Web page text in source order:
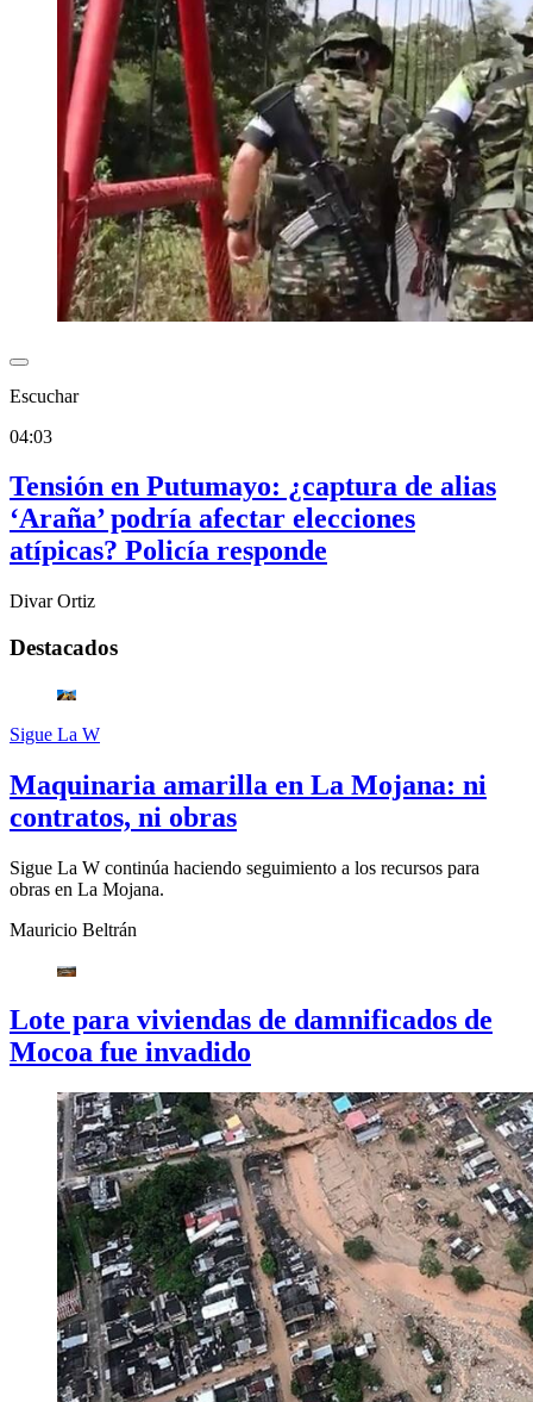
Escuchar
04:03
Tensión en Putumayo: ¿captura de alias
‘Araña’ podría afectar elecciones
atípicas? Policía responde
Divar Ortiz
Destacados
Sigue La W
Maquinaria amarilla en La Mojana: ni
contratos, ni obras
Sigue La W continúa haciendo seguimiento a los recursos para
obras en La Mojana.
Mauricio Beltrán
Lote para viviendas de damnificados de
Mocoa fue invadido